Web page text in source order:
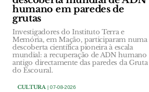
humano em paredes de
grutas
Investigadores do Instituto Terra e
Memória, em Mação, participaram numa
descoberta científica pioneira à escala
mundial: a recuperação de ADN humano
antigo directamente das paredes da Gruta
do Escoural.
CULTURA | 07-08-2026